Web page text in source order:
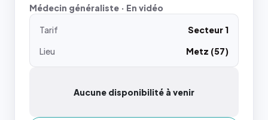
Médecin généraliste · En vidéo
Tarif
Secteur 1
Lieu
Metz (57)
Aucune disponibilité à venir